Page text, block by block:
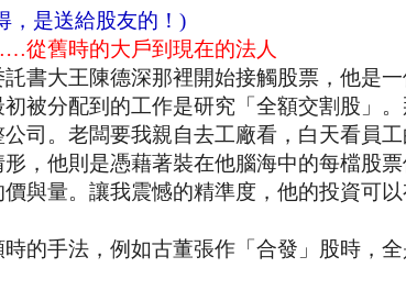
，是送給股友的！)
從舊時的大戶到現在的法人
書大王陳德深那裡開始接觸股票，他是
被分配到的工作是研究「全額交割股」
司。老闆要我親自去工廠看，白天看員工
，他則是憑藉著裝在他腦海中的每檔股
與量。讓我震憾的精準度，他的投資可
的手法，例如古董張作「合發」股時，